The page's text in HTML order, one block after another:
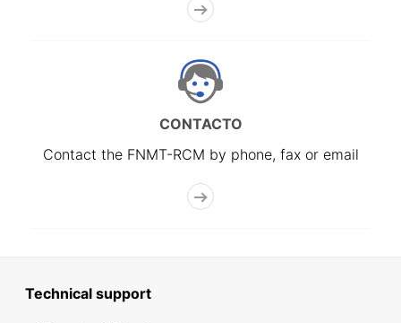
CONTACTO
Contact the FNMT-RCM by phone, fax or email
Technical support